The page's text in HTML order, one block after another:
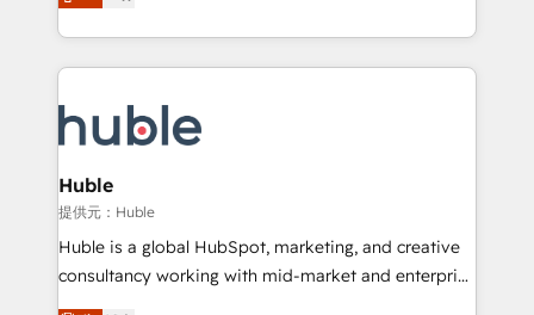
Sales Enablement HubSpot Impact Award 🏆2015
HubSpot COS Performance Award 🏆2014 HubSpot
COS Design Award 🏆2013 HubSpot Marketplace
Partner 📆Founded in 1997
developing a new website to lead generation and
digital marketing; we do it all (and with great
results)! In short, our services include: - HubSpot
HubSpot development: websites, custom modules,
integrations - Marketing & sales solutions: digital
marketing, advertising, campaigns, content and
design We connect people, data and technology to
improve customer experiences. With our bright
people, exciting ideas and can-do mentality, we
Huble
提供元：Huble
Huble is a global HubSpot, marketing, and creative
consultancy working with mid-market and enterprise
businesses. We go beyond implementation, shaping